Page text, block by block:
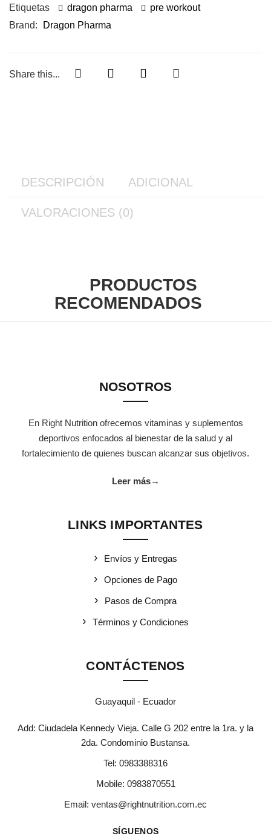
Etiquetas
dragon pharma
pre workout
Brand:
Dragon Pharma
Share this...
DESCRIPCIÓN ADICIONAL
VALORACIONES (0)
PRODUCTOS
RECOMENDADOS
NOSOTROS
En Right Nutrition ofrecemos vitaminas y suplementos
deportivos enfocados al bienestar de la salud y al
fortalecimiento de quienes buscan alcanzar sus objetivos.
Leer más→
LINKS IMPORTANTES
Envíos y Entregas
Opciones de Pago
Pasos de Compra
Términos y Condiciones
CONTÁCTENOS
Guayaquil - Ecuador
Add: Ciudadela Kennedy Vieja. Calle G 202 entre la 1ra. y la
2da. Condominio Bustansa.
Tel: 0983388316
Mobile: 0983870551
Email: ventas@rightnutrition.com.ec
SÍGUENOS